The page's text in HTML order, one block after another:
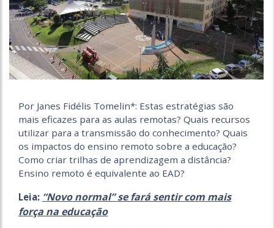
Por Janes Fidélis Tomelin*: Estas estratégias são
mais eficazes para as aulas remotas? Quais recursos
utilizar para a transmissão do conhecimento? Quais
os impactos do ensino remoto sobre a educação?
Como criar trilhas de aprendizagem a distância?
Ensino remoto é equivalente ao EAD?
Leia: “Novo normal” se fará sentir com mais
força na educação